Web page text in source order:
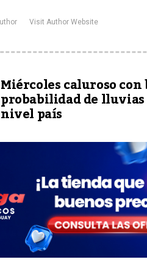
Visit Author Website
Miércoles caluroso con
probabilidad de lluvias
nivel país